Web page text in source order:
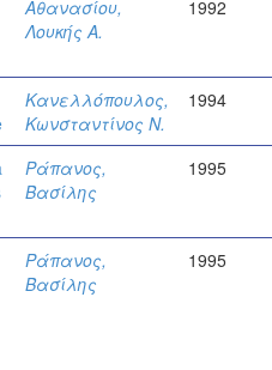
Αθανασίου,
Λουκής Α.
1992
Κανελλόπουλος,
Κωνσταντίνος Ν.
1994
Ράπανος,
Βασίλης
1995
Ράπανος,
Βασίλης
1995